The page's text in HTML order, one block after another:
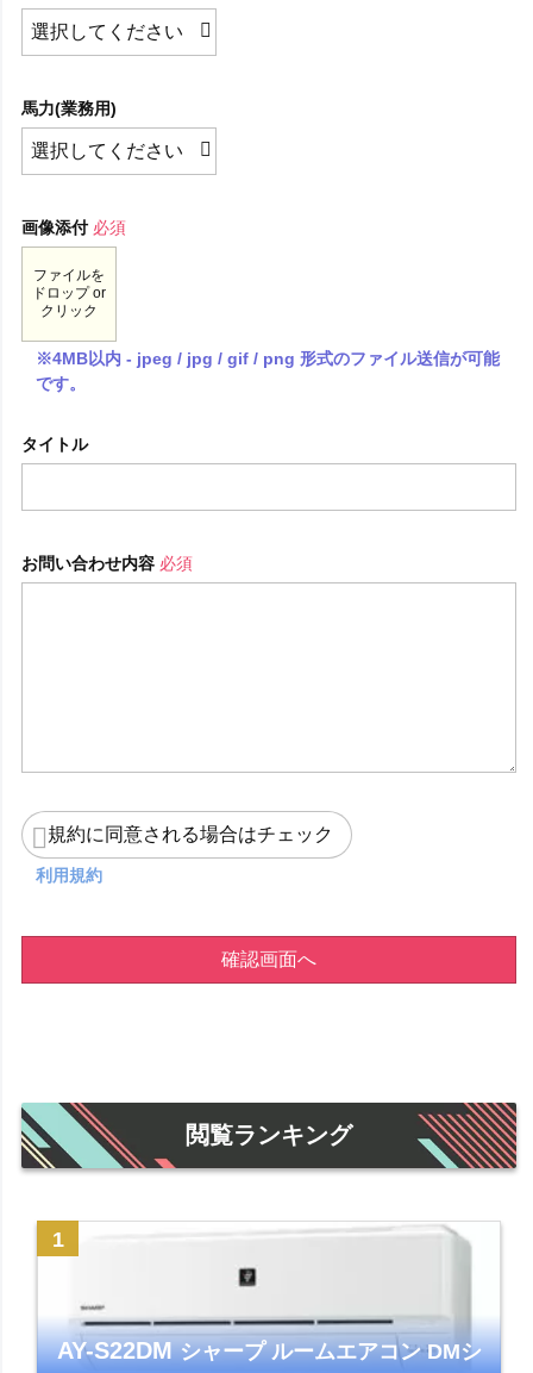
馬力(業務用)
画像添付 必須
ファイルを
ドロップ or
クリック
※4MB以内 - jpeg / jpg / gif / png 形式のファイル送信が可能
です。
タイトル
お問い合わせ内容 必須
規約に同意される場合はチェック
利用規約
確認画面へ
閲覧ランキング
AY-S22DMシャープ ルームエアコン DMシ